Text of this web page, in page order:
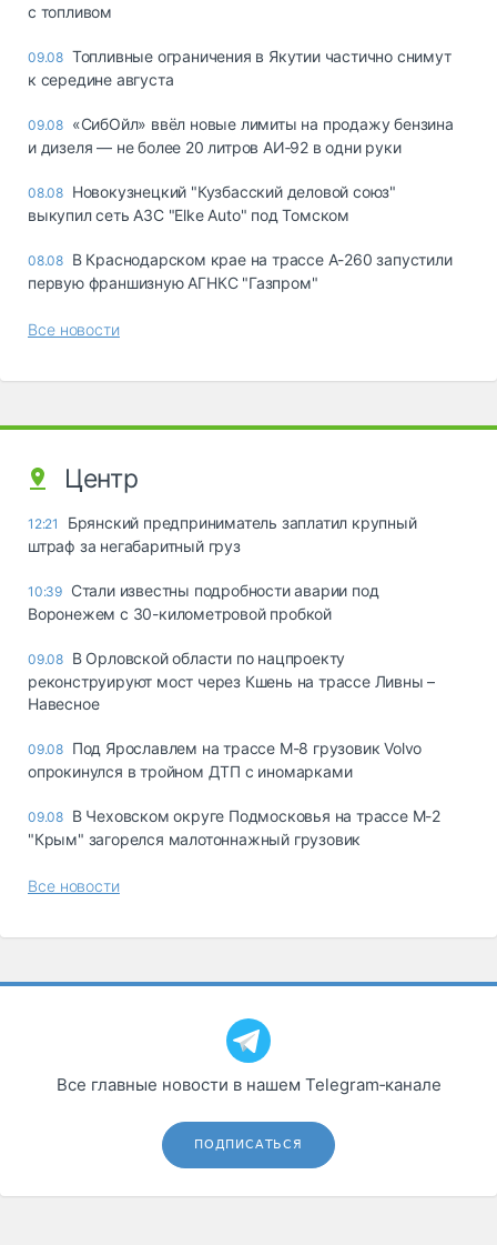
с топливом
09.08 Топливные ограничения в Якутии частично снимут
к середине августа
09.08 «СибОйл» ввёл новые лимиты на продажу бензина
и дизеля — не более 20 литров АИ‑92 в одни руки
08.08 Новокузнецкий "Кузбасский деловой союз"
выкупил сеть АЗС "Elke Auto" под Томском
08.08 В Краснодарском крае на трассе А-260 запустили
первую франшизную АГНКС "Газпром"
Все новости
Центр
12:21
Брянский предприниматель заплатил крупный
штраф за негабаритный груз
10:39 Стали известны подробности аварии под
Воронежем с 30-километровой пробкой
09.08 В Орловской области по нацпроекту
реконструируют мост через Кшень на трассе Ливны –
Навесное
09.08 Под Ярославлем на трассе М-8 грузовик Volvo
опрокинулся в тройном ДТП с иномарками
09.08 В Чеховском округе Подмосковья на трассе М-2
"Крым" загорелся малотоннажный грузовик
Все новости
Все главные новости в нашем Telegram‑канале
ПОДПИСАТЬСЯ